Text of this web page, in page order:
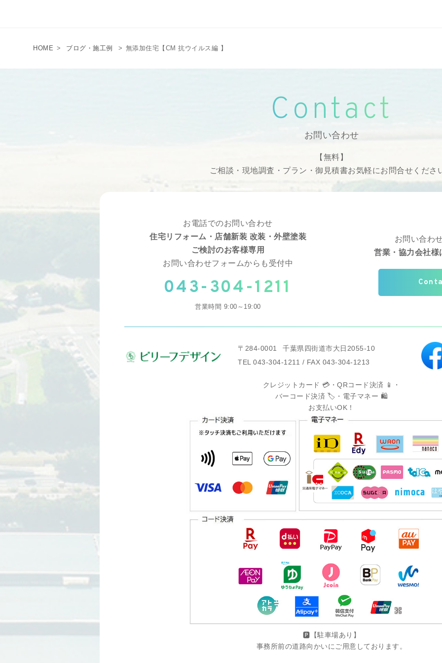
HOME > ブログ・施工例 > 無添加住宅【CM 抗ウイルス編 】
Contact
お問い合わせ
【無料】
ご相談・現地調査・プラン・御見積書お気軽にお問合せくださ
お電話でのお問い合わせ
住宅リフォーム・店舗新装 改装・外壁塗装
ご検討のお客様専用
お問い合わせフォームからも受付中
043-304-1211
営業時間 9:00～19:00
お問い合わ
営業・協力会社
〒284-0001
千葉県四街道市大日2055-10
TEL 043-304-1211 / FAX 043-304-1213
クレジットカード 💳・QRコード決済 📱・
バーコード決済 🏷️・電子マネー 🛍️
お支払いOK！
🅿️【駐車場あり】
事務所前の道路向かいにご用意しております。